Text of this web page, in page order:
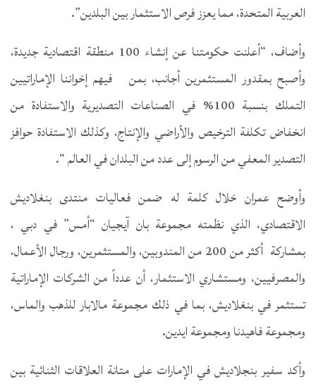
العربية المتحدة، مما يعزز فرص الاستثمار بين البلدين”.
وأضاف، “أعلنت حكومتنا عن إنشاء 100 منطقة اقتصادية جديدة،
وأصبح بمقدور المستثمرين أجانب، بمن فيهم إخواننا الإماراتيين
التملك بنسبة 100% في الصناعات التصديرية والاستفادة من
انخفاض تكلفة الترخيص والأراضي والإنتاج، وكذلك الاستفادة حوافز
التصدير المعفي من الرسوم إلى عدد من البلدان في العالم “.
وأوضح عمران خلال كلمة له ضمن فعاليات منتدى بنغلاديش
الاقتصادي، الذي نظمته مجموعة بان آيجيان “أمس” في دبي ،
بمشاركة أكثر من 200 من المندوبين، والمستثمرين، ورجال الأعمال،
والمصرفيين، ومستشاري الاستثمار، أن عدداً من الشركات الإماراتية
تستثمر في بنغلاديش، بما في ذلك مجموعة مالابار للذهب والماس،
ومجموعة فاهيدنا ومجموعة ايدين.
وأكد سفير بنجلاديش في الإمارات على متانة العلاقات الثنائية بين